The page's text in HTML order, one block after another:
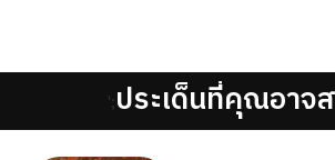
';ประเด็นที่คุณอาจ